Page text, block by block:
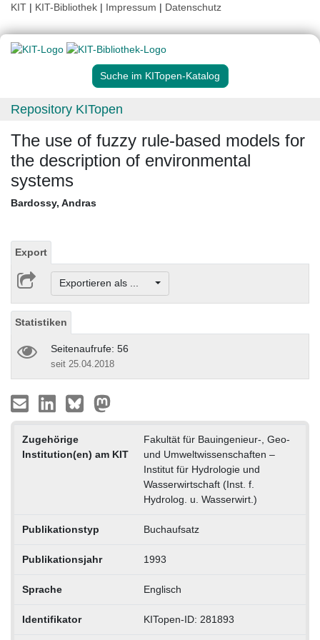
KIT | KIT-Bibliothek | Impressum | Datenschutz
Suche im KITopen-Katalog
Repository KITopen
The use of fuzzy rule-based models for
the description of environmental
systems
Bardossy, Andras
Export
Exportieren als ...
Statistiken
Seitenaufrufe: 56
seit 25.04.2018
Zugehörige
Institution(en) am KIT
Fakultät für Bauingenieur-, Geo-
und Umweltwissenschaften –
Institut für Hydrologie und
Wasserwirtschaft (Inst. f.
Hydrolog. u. Wasserwirt.)
Publikationstyp Buchaufsatz
Publikationsjahr 1993
Sprache Englisch
Identifikator KITopen-ID: 281893